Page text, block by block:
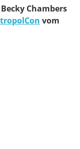
Chambers
vom